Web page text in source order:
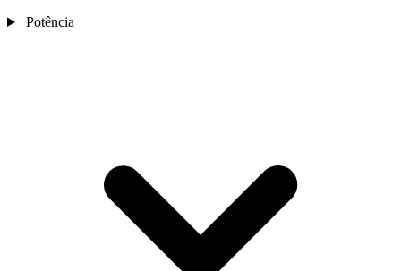
Potência